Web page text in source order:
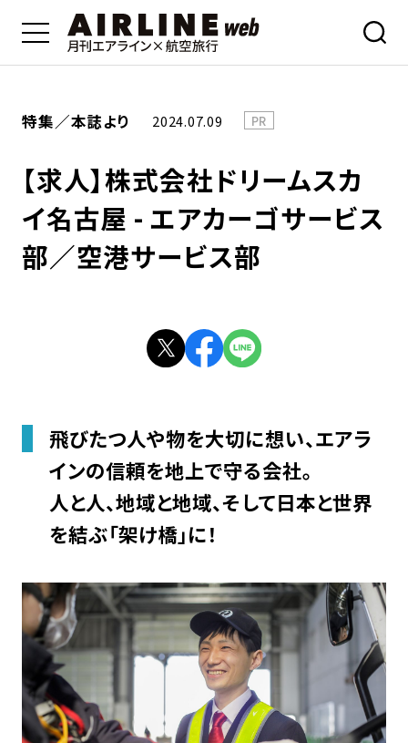
特集／本誌より 2024.07.09 PR
【求人】株式会社ドリームスカ
イ名古屋 - エアカーゴサービス
部／空港サービス部
飛びたつ人や物を大切に想い、エアラ
インの信頼を地上で守る会社。
人と人、地域と地域、そして日本と世界
を結ぶ「架け橋」に！